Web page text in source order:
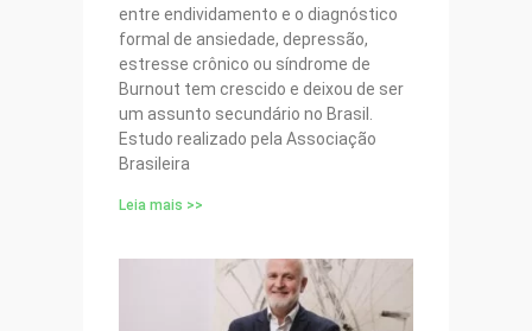
entre endividamento e o diagnóstico
formal de ansiedade, depressão,
estresse crônico ou síndrome de
Burnout tem crescido e deixou de ser
um assunto secundário no Brasil.
Estudo realizado pela Associação
Brasileira
Leia mais >>